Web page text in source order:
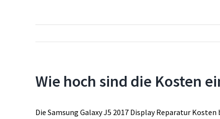
Wie hoch sind die Kosten
Die Samsung Galaxy J5 2017 Display Reparatur